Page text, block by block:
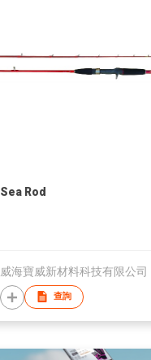
Sea Rod
威海寶威新材料科技有限公司
查詢